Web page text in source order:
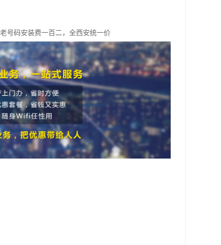
号码安装费一百二，全西安统一价